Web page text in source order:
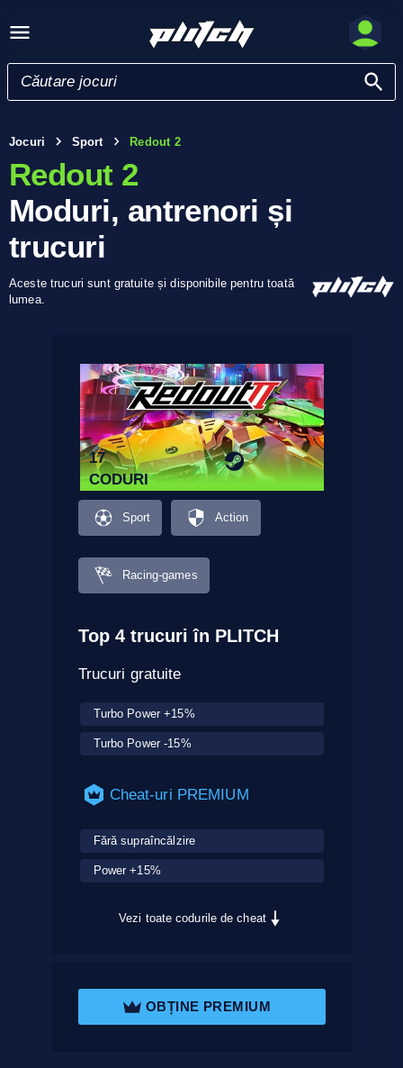
Jocuri Sport Redout 2
Redout 2
Moduri, antrenori și
trucuri
Aceste trucuri sunt gratuite și disponibile pentru toată
lumea.
17
CODURI
Sport Action
Racing-games
Top 4 trucuri în PLITCH
Trucuri gratuite
Turbo Power +15%
Turbo Power -15%
Cheat-uri PREMIUM
Fără supraîncălzire
Power +15%
Vezi toate codurile de cheat
OBȚINE PREMIUM